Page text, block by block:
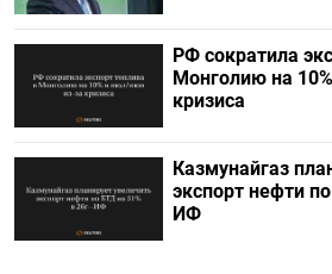
РФ сократила
Монголию на
кризиса
Казмунайгаз
экспорт нефти
ИФ